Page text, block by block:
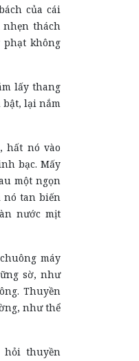
của cái
nhẹn thách
không
lấy thang
bật, lại nắm
hất nó vào
bạc. Mấy
một ngọn
nó tan biến
nước mịt
máy
sờ, như
Thuyền
như thể
hỏi thuyền